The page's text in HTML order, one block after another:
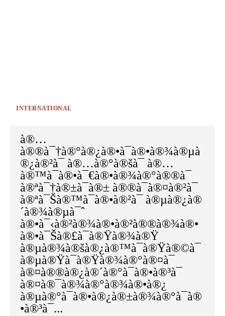
INTERNATIONAL
à®…
à®®à¯†à®°à®¿à®•à¯à®•à®¾à®µà
®¿à®²à¯ à®…à®°à®šà¯ à®…
à®™à¯à®•à¯€à®•à®¾à®°à®®à¯
à®ªà¯†à®±à¯à®± à®®à¯à®¤à®²à¯
à®ªà¯Šà®™à¯à®•à®²à¯ à®µà®¿à®
´à®¾à®µà¯ˆ
à®•à¯‹à®²à®¾à®•à®²à®®à®¾à®•
à®•à¯Šà®£à¯à®Ÿà®¾à®Ÿ
à®µà®¾à®šà®¿à®™à¯à®Ÿà®©à¯
à®µà®Ÿà¯à®Ÿà®¾à®°à®¤à¯
à®¤à®®à®¿à®´à®°à¯à®•à®³à¯
à®¤à®¯à®¾à®°à®¾à®•à®¿
à®µà®°à¯à®•à®¿à®±à®¾à®°à¯à®
•à®³à¯...